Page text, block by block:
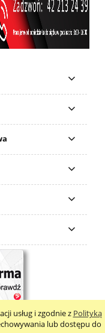
usług i zgodnie z Polityką
lub dostępu do